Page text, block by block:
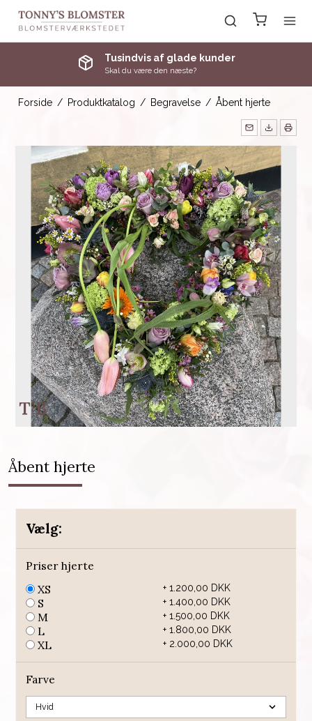
Tusindvis af glade kunder
Skal du være den næste?
Forside / Produktkatalog / Begravelse / Åbent hjerte
Åbent hjerte
Vælg:
Priser hjerte
XS
+ 1.200,00 DKK
S + 1.400,00 DKK
M + 1.500,00 DKK
L + 1.800,00 DKK
XL + 2.000,00 DKK
Farve